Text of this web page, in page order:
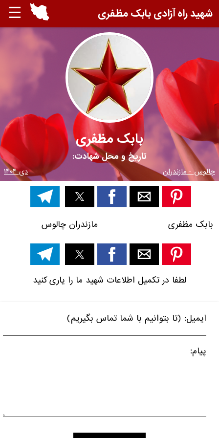
☰ شهید راه آزادی بابک مظفری
بابک مظفری
تاریخ و محل شهادت:
چالوس - مازندران دی ۱۴۰۴
بابک مظفری مازندران چالوس
لطفا در تکمیل اطلاعات شهید ما را یاری کنید
ایمیل: (تا بتوانیم با شما تماس بگیریم)
پیام: